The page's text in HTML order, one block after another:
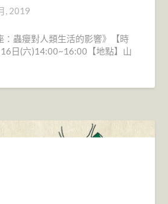
, 2019
：蟲癭對人類生活的影響》【時
日(六)14:00~16:00【地點】山